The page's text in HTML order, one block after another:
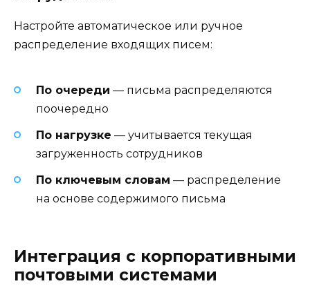
Настройте автоматическое или ручное
распределение входящих писем:
По очереди — письма распределяются
поочередно
По нагрузке — учитывается текущая
загруженность сотрудников
По ключевым словам — распределение
на основе содержимого письма
Интеграция с корпоративными
почтовыми системами